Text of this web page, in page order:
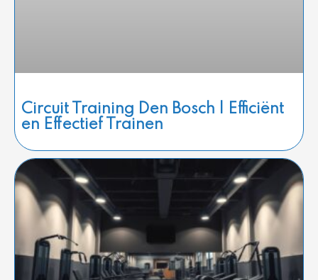
Circuit Training Den Bosch | Efficiënt
en Effectief Trainen